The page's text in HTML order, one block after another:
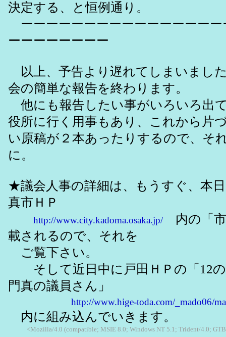
決定する、と恒例通り。
ーーーーーーーーーーーーーーーー
ーーーーーーーー
以上、予告より遅れてしまいまし
会の簡単な報告を終わります。
他にも報告したい事がいろいろ出
役所に行く用事もあり、これから片
い原稿が２本あったりするので、そ
に。
★議会人事の詳細は、もうすぐ、本
真市ＨＰ
http://www.city.kadoma.osaka.jp/内の「市
載されるので、それを
ご覧下さい。
そして近日中に戸田ＨＰの「12の
門真の議員さん」
http://www.hige-toda.com/_mado06/
内に組み込んでいきます。
<Mozilla/4.0 (compatible; MSIE 8.0; Windows NT 5.1; Trident/4.0;